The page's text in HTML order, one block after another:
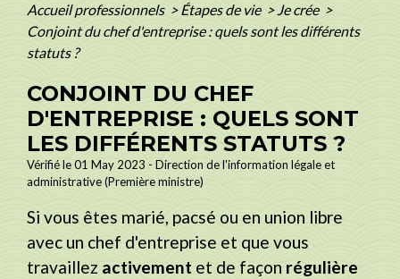
Accueil professionnels > Étapes de vie > Je crée >
Conjoint du chef d'entreprise : quels sont les différents
statuts ?
CONJOINT DU CHEF
D'ENTREPRISE : QUELS SONT
LES DIFFÉRENTS STATUTS ?
Vérifié le 01 May 2023 - Direction de l'information légale et
administrative (Première ministre)
Si vous êtes marié, pacsé ou en union libre
avec un chef d'entreprise et que vous
travaillez activement et de façon régulière